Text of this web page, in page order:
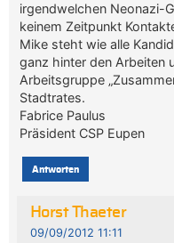
irgendwelchen Neonazi-
keinem Zeitpunkt
Mike steht wie alle
ganz hinter den Arbeiten
Arbeitsgruppe
Stadtrates.
Fabrice Paulus
Präsident CSP Eupen
Antworten
Horst Thaeter
09/09/2012 11:11